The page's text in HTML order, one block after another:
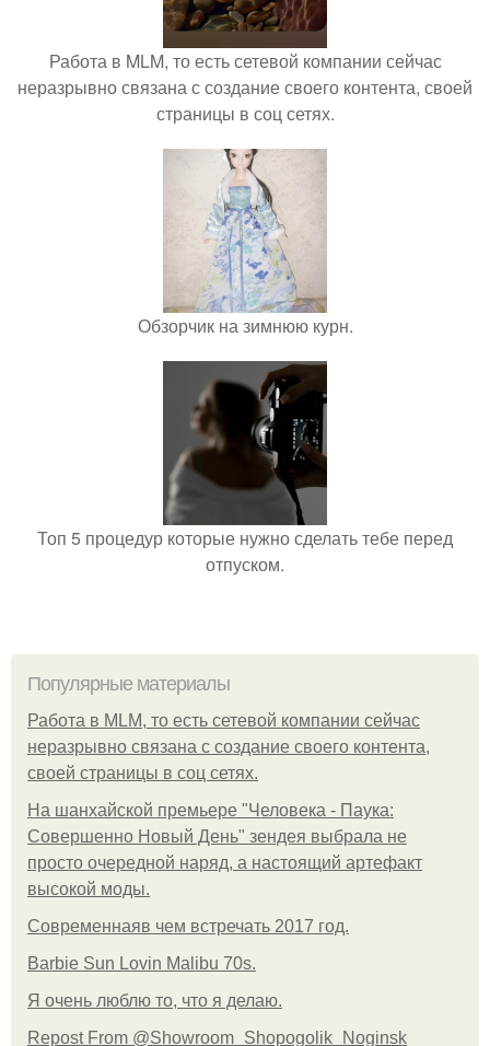
Работа в MLM, то есть сетевой компании сейчас
неразрывно связана с создание своего контента, своей
страницы в соц сетях.
Обзорчик на зимнюю курн.
Топ 5 процедур которые нужно сделать тебе перед
отпуском.
Популярные материалы
Работа в MLM, то есть сетевой компании сейчас
неразрывно связана с создание своего контента,
своей страницы в соц сетях.
На шанхайской премьере "Человека - Паука:
Совершенно Новый День" зендея выбрала не
просто очередной наряд, а настоящий артефакт
высокой моды.
Современнаяв чем встречать 2017 год.
Barbie Sun Lovin Malibu 70s.
Я очень люблю то, что я делаю.
Repost From @Showroom_Shopogolik_Noginsk